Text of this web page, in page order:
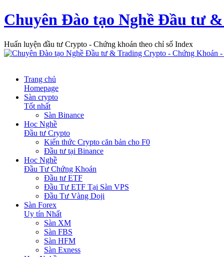
Chuyên Đào tạo Nghề Đầu tư
Huấn luyện đầu tư Crypto - Chứng khoán theo chỉ số Index
Trang chủ
Homepage
Sàn crypto
Tốt nhất
Sàn Binance
Học Nghề
Đầu tư Crypto
Kiến thức Crypto căn bản cho F0
Đầu tư tại Binance
Học Nghề
Đầu Tư Chứng Khoán
Đầu tư ETF
Đầu Tư ETF Tại Sàn VPS
Đầu Tư Vàng Doji
Sàn Forex
Uy tín Nhất
Sàn XM
Sàn FBS
Sàn HFM
Sàn Exness